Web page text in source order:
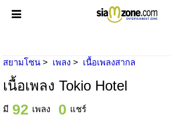
สยามโซน เพลง เนื้อเพลงสากล
เนื้อเพลง Tokio Hotel
มี 92 เพลง 0 แชร์